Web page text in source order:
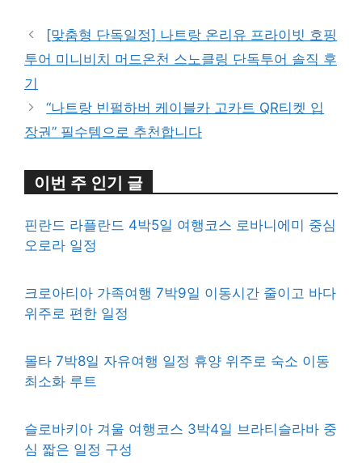
[맞춤형 단독일정] 나트랑 온리유 프라이빗 호핑
투어 미니비치 머드온천 스노클링 단독투어 솔직 후
기
“나트랑 빈펄하버 케이블카 고카트 QR티켓 입
장권” 필수템으로 추천합니다
이번 주 인기 글
핀란드 라플란드 4박5일 여행코스 로바니에미 중심
오로라 일정
크로아티아 가족여행 7박9일 이동시간 줄이고 바다
위주로 편한 일정
몰타 7박8일 자유여행 일정 휴양 위주로 숙소 이동
최소화 루트
슬로바키아 겨울 여행코스 3박4일 브라티슬라바 중
심 짧은 일정 구성